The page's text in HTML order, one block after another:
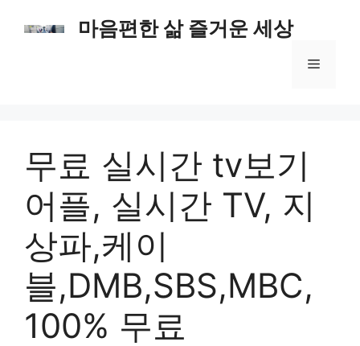
마음편한 삶 즐거운 세상
메
무료 실시간 tv보기
어플, 실시간 TV, 지
상파,케이
블,DMB,SBS,MBC,
100% 무료